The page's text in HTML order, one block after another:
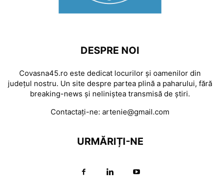
DESPRE NOI
Covasna45.ro este dedicat locurilor și oamenilor din
județul nostru. Un site despre partea plină a paharului, fără
breaking-news și neliniștea transmisă de știri.
Contactați-ne: artenie@gmail.com
URMĂRIȚI-NE